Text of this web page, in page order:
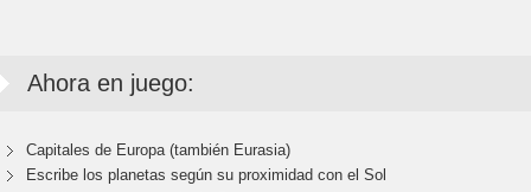
Ahora en juego:
Capitales de Europa (también Eurasia)
Escribe los planetas según su proximidad con el Sol